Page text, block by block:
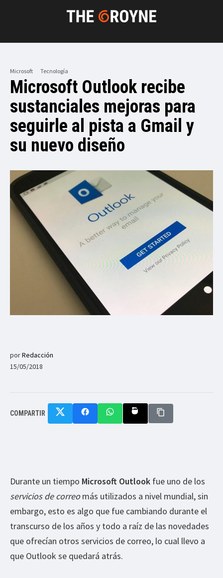
Microsoft Tecnología
Microsoft Outlook recibe
sustanciales mejoras para
seguirle al pista a Gmail y
su nuevo diseño
porRedacción
15/05/2018
COMPARTIR
Durante un tiempo Microsoft Outlook fue uno de los
servicios de correomás utilizados a nivel mundial, sin
embargo, esto es algo que fue cambiando durante el
transcurso de los años y todo a raíz de las novedades
que ofrecían otros servicios de correo, lo cual llevo a
que Outlook se quedará atrás.